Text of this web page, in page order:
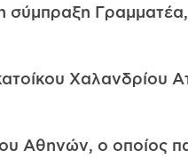
σύμπραξη
Χαλανδρίου
Αθηνών, ο οποίος